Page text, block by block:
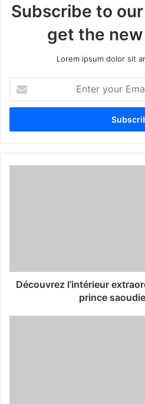
Subscribe to
get the
Lorem ipsum dolor sit
t
r
y
Découvrez l’intérieur
prince